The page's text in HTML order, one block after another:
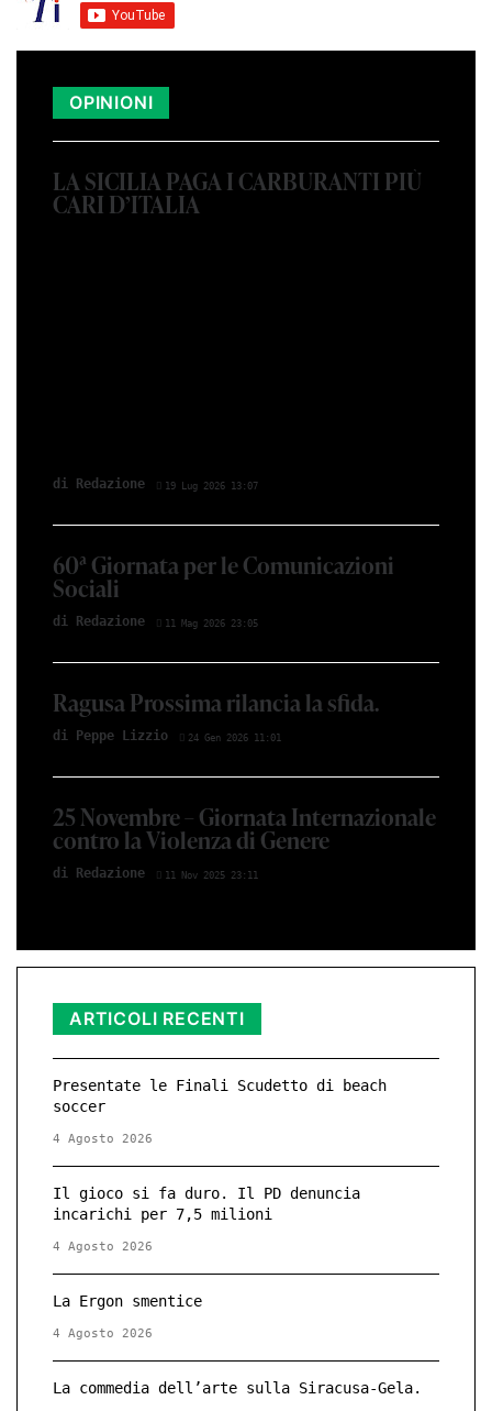
OPINIONI
LA SICILIA PAGA I CARBURANTI PIÙ
CARI D’ITALIA
di Redazione 19 Lug 2026 13:07
60ª Giornata per le Comunicazioni
Sociali
di Redazione 11 Mag 2026 23:05
Ragusa Prossima rilancia la sfida.
di Peppe Lizzio 24 Gen 2026 11:01
25 Novembre – Giornata Internazionale
contro la Violenza di Genere
di Redazione 11 Nov 2025 23:11
ARTICOLI RECENTI
Presentate le Finali Scudetto di beach
soccer
4 Agosto 2026
Il gioco si fa duro. Il PD denuncia
incarichi per 7,5 milioni
4 Agosto 2026
La Ergon smentice
4 Agosto 2026
La commedia dell’arte sulla Siracusa-Gela.